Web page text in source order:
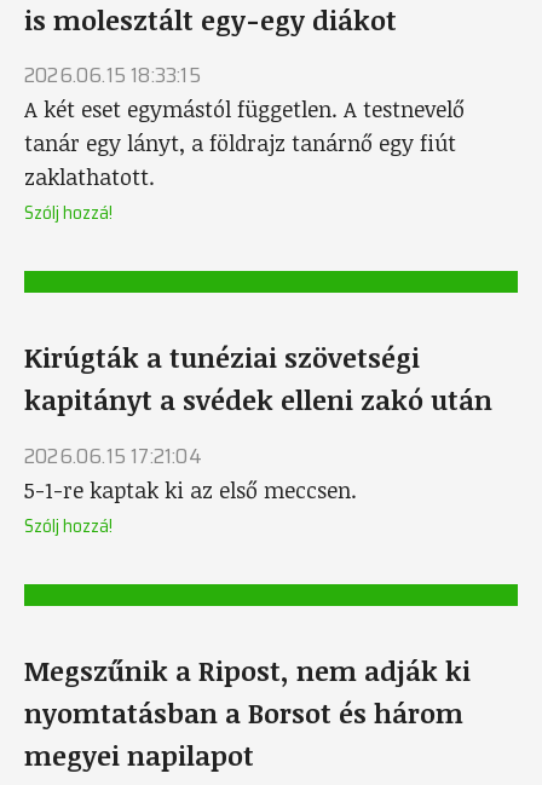
is molesztált egy-egy diákot
2026.06.15 18:33:15
A két eset egymástól független. A testnevelő
tanár egy lányt, a földrajz tanárnő egy fiút
zaklathatott.
Szólj hozzá!
Kirúgták a tunéziai szövetségi
kapitányt a svédek elleni zakó után
2026.06.15 17:21:04
5-1-re kaptak ki az első meccsen.
Szólj hozzá!
Megszűnik a Ripost, nem adják ki
nyomtatásban a Borsot és három
megyei napilapot